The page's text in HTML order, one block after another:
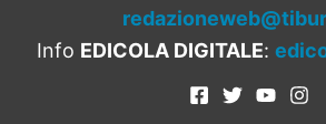
Info EDICOLA DIGITALE: